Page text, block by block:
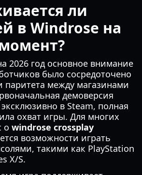
ли
в Windrose на
2026 год основное внимание
было сосредоточено
паритета между магазинами
демоверсия
в Steam, полная
охват игры. Для многих
о windrose crossplay
возможности играть
такими как PlayStation
X/S.